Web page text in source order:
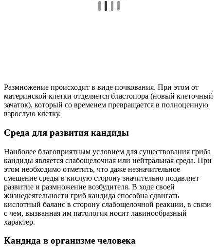
Размножение происходит в виде почкования. При этом от
материнской клетки отделяется бластопора (новый клеточный
зачаток), который со временем превращается в полноценную
взрослую клетку.
Среда для развития кандиды
Наиболее благоприятным условием для существования гриба
кандиды является слабощелочная или нейтральная среда. При
этом необходимо отметить, что даже незначительное
смещение среды в кислую сторону значительно подавляет
развитие и размножение возбудителя. В ходе своей
жизнедеятельности гриб кандида способна сдвигать
кислотный баланс в сторону слабощелочной реакции, в связи
с чем, вызванная им патология носит лавинообразный
характер.
Кандида в организме человека